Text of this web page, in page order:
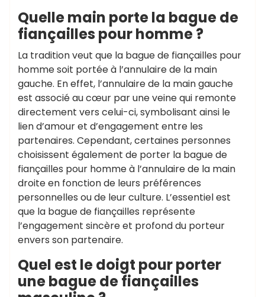
Quelle main porte la bague de
fiançailles pour homme ?
La tradition veut que la bague de fiançailles pour
homme soit portée à l’annulaire de la main
gauche. En effet, l’annulaire de la main gauche
est associé au cœur par une veine qui remonte
directement vers celui-ci, symbolisant ainsi le
lien d’amour et d’engagement entre les
partenaires. Cependant, certaines personnes
choisissent également de porter la bague de
fiançailles pour homme à l’annulaire de la main
droite en fonction de leurs préférences
personnelles ou de leur culture. L’essentiel est
que la bague de fiançailles représente
l’engagement sincère et profond du porteur
envers son partenaire.
Quel est le doigt pour porter
une bague de fiançailles